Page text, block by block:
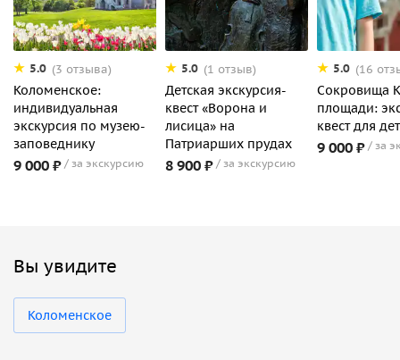
5.0 (3 отзыва)
Коломенское:
индивидуальная
экскурсия по музею-
заповеднику
9 000 ₽ за экскурсию
5.0 (1 отзыв)
Детская экскурсия-
квест «Ворона и
лисица» на
Патриарших прудах
8 900 ₽ за экскурсию
5.0 (16
Сокровища
площади:
квест для
9 000 ₽ за
Вы увидите
Коломенское